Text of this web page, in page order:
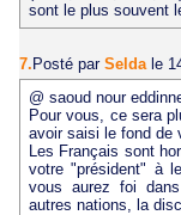
sont le plus souvent
7. Posté par Selda le
@ saoud nour
Pour vous, ce sera
avoir saisi le fond de
Les Français sont
votre "président" à
vous aurez foi
autres nations, la